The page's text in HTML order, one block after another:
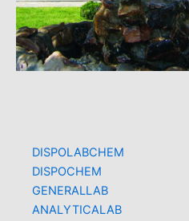
DISPOLABCHEM
DISPOCHEM
GENERALLAB
ANALYTICALAB